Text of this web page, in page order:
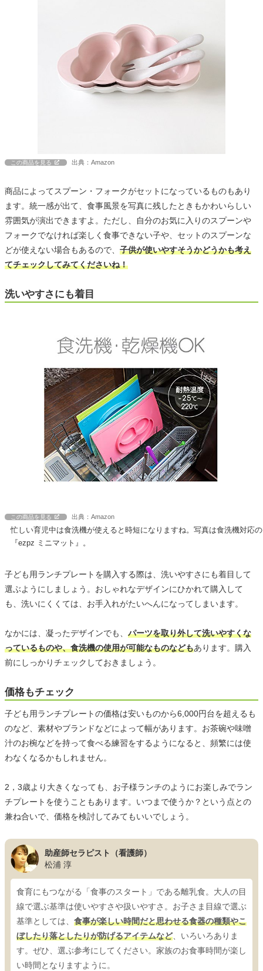
この商品を見る 出典：Amazon
商品によってスプーン・フォークがセットになっているものもあり
ます。統一感が出て、食事風景を写真に残したときもかわいらしい
雰囲気が演出できますよ。ただし、自分のお気に入りのスプーンや
フォークでなければ楽しく食事できない子や、セットのスプーンな
どが使えない場合もあるので、 子供が使いやすそうかどうかも考え
てチェックしてみてくださいね！
洗いやすさにも着目
この商品を見る 出典：Amazon
忙しい育児中は食洗機が使えると時短になりますね。写真は食洗機対応の
『ezpz ミニマット』。
子ども用ランチプレートを購入する際は、洗いやすさにも着目して
選ぶようにしましょう。おしゃれなデザインにひかれて購入して
も、洗いにくくては、お手入れがたいへんになってしまいます。
なかには、凝ったデザインでも、 パーツを取り外して洗いやすくな
っているものや、食洗機の使用が可能なものなどもあります。購入
前にしっかりチェックしておきましょう。
価格もチェック
子ども用ランチプレートの価格は安いものから6,000円台を超えるも
のなど、素材やブランドなどによって幅があります。お茶碗や味噌
汁のお椀などを持って食べる練習をするようになると、頻繁には使
わなくなるかもしれません。
2，3歳より大きくなっても、お子様ランチのようにお楽しみでラン
チプレートを使うこともあります。いつまで使うか？という点との
兼ね合いで、価格を検討してみてもいいでしょう。
助産師セラピスト（看護師）
松浦 淳
食育にもつながる「食事のスタート」である離乳食。大人の目
線で選ぶ基準は使いやすさや扱いやすさ。お子さま目線で選ぶ
基準としては、 食事が楽しい時間だと思わせる食器の種類やこ
ぼしたり落としたりが防げるアイテムなど、いろいろありま
す。ぜひ、選ぶ参考にしてください。家族のお食事時間が楽し
い時間となりますように。